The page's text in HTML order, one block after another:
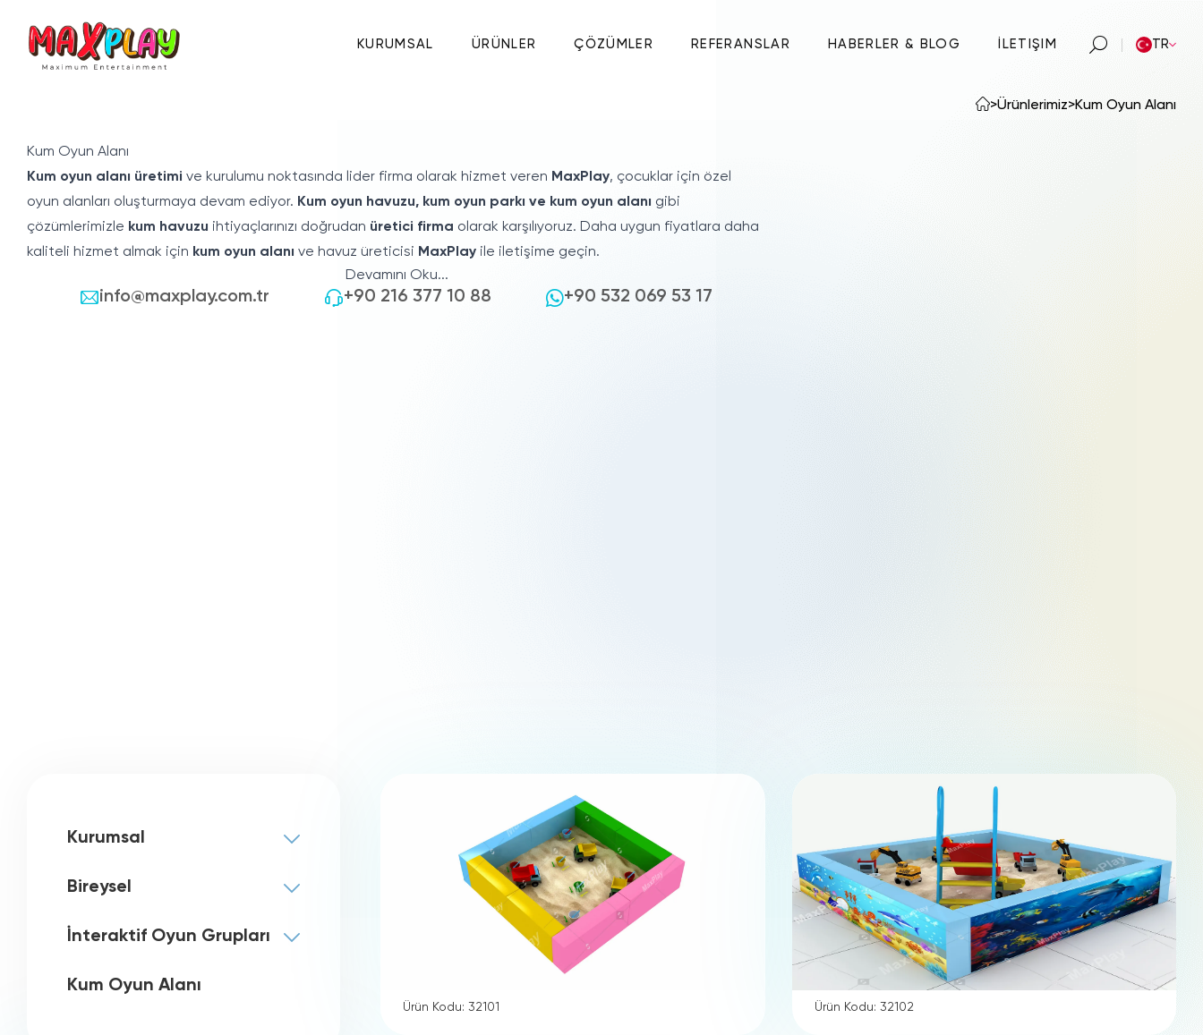
KURUMSAL
Hakkımızda
E-Katalog
Sertifikalar
ÜRÜNLER ÇÖZÜMLER REFERANSLAR HABERLER & BLOG İLETIŞIM TR
>Ürünlerimiz>Kum Oyun Alanı
Kum Oyun Alanı
Kum oyun alanı üretimi ve kurulumu noktasında lider firma olarak hizmet veren MaxPlay, çocuklar için özel
oyun alanları oluşturmaya devam ediyor. Kum oyun havuzu, kum oyun parkı ve kum oyun alanı gibi
çözümlerimizle kum havuzu ihtiyaçlarınızı doğrudan üretici firma olarak karşılıyoruz. Daha uygun fiyatlara daha
kaliteli hizmet almak için kum oyun alanı ve havuz üreticisi MaxPlay ile iletişime geçin.
Devamını Oku...
info@maxplay.com.tr +90 216 377 10 88 +90 532 069 53 17
Kurumsal
Soft Play
Bireysel
Top Havuzu
İnteraktif Oyun Grupları
İnteraktif Oyuncaklar
Kum Oyun Alanı
Ürün Kodu: 32101 Ürün Kodu: 32102